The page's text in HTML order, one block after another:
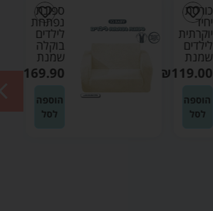
כורסת
יחיד
יוקרתית
לילדים
שמנת
₪119.00
הוספה
לסל
ספונת
נפתחת
לילדים
בוקלה
שמנת
₪169.90
הוספה
לסל